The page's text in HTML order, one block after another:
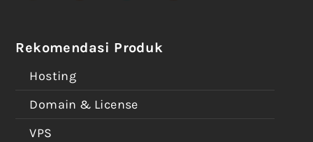
Rekomendasi Produk
Hosting
Domain & License
VPS